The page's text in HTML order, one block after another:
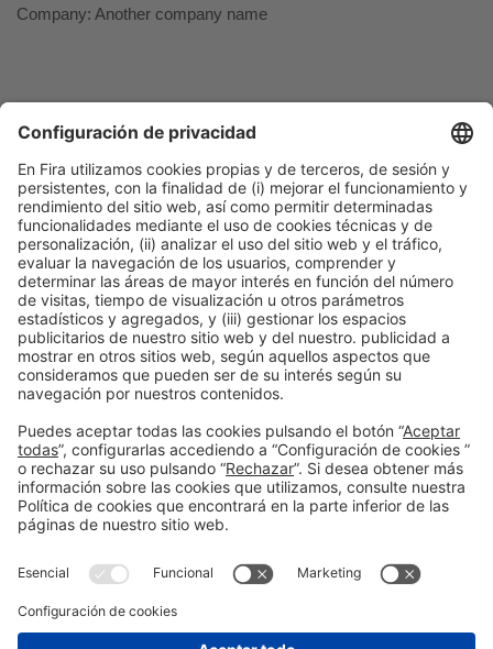
Company: Another company name
Información general
Aviso legal
Política de privacidad
Política de cookies
#PISCINABARCELONA
en las redes sociales